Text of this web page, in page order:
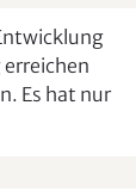
Es hat nur